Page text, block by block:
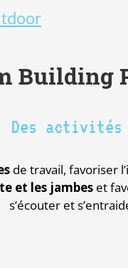
Building
Des activités
de travail, favoriser
et les jambes et
s’écouter et